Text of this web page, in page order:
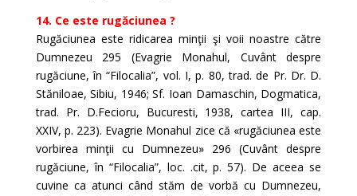
14. Ce este rugăciunea ?
Rugăciunea este ridicarea minţii şi voii noastre către
Dumnezeu 295 (Evagrie Monahul, Cuvânt despre
rugăciune, în “Filocalia”, vol. I, p. 80, trad. de Pr. Dr. D.
Stăniloae, Sibiu, 1946; Sf. Ioan Damaschin, Dogmatica,
trad. Pr. D.Fecioru, Bucuresti, 1938, cartea III, cap.
XXIV, p. 223). Evagrie Monahul zice că «rugăciunea este
vorbirea minţii cu Dumnezeu» 296 (Cuvânt despre
rugăciune, în “Filocalia”, loc. .cit, p. 57). De aceea se
cuvine ca atunci când stăm de vorbă cu Dumnezeu,